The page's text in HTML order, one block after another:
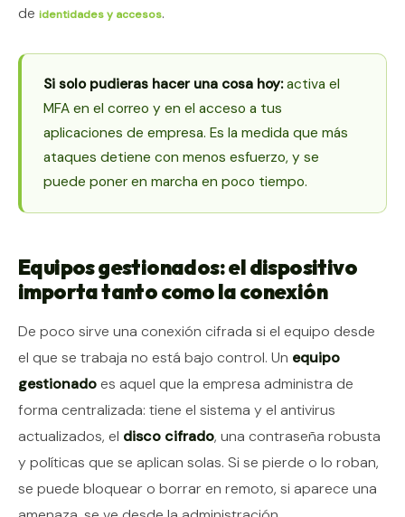
de identidades y accesos.
Si solo pudieras hacer una cosa hoy:activa el
MFA en el correo y en el acceso a tus
aplicaciones de empresa. Es la medida que más
ataques detiene con menos esfuerzo, y se
puede poner en marcha en poco tiempo.
Equipos gestionados: el dispositivo
importa tanto como la conexión
De poco sirve una conexión cifrada si el equipo desde
el que se trabaja no está bajo control. Un equipo
gestionado es aquel que la empresa administra de
forma centralizada: tiene el sistema y el antivirus
actualizados, el disco cifrado, una contraseña robusta
y políticas que se aplican solas. Si se pierde o lo roban,
se puede bloquear o borrar en remoto, si aparece una